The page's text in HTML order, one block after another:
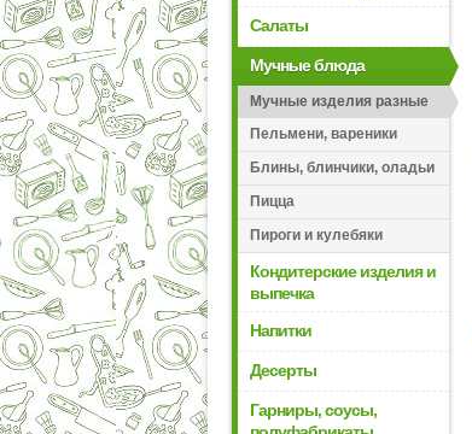
Салаты
Мучные блюда
Мучные изделия разные
Пельмени, вареники
Блины, блинчики, оладьи
Пицца
Пироги и кулебяки
Кондитерские изделия и
выпечка
Напитки
Десерты
Гарниры, соусы,